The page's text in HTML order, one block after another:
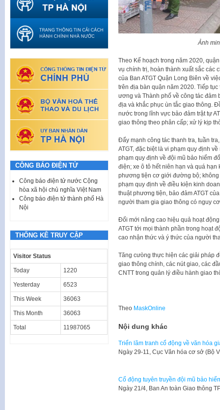
Ảnh
Theo Kế hoạch trong năm 2020,
vụ chính trị, hoàn thành xuất sắc các
của Ban ATGT Quận Long Biên về
trên địa bàn quận năm 2020. Tiếp
ương và Thành phố về công tác đảm
địa và khắc phục ùn tắc giao thông.
nước trong lĩnh vực bảo đảm trật tự
giao thông theo phân cấp; xử lý kịp
Đẩy mạnh công tác thanh tra, tuần
ATGT, đặc biệt là vi phạm quy định
phạm quy định về đội mũ bảo hiểm
điện; xe ô tô hết niên hạn và quá
phương tiện cơ giới đường bộ;
phạm quy định về điều kiện kinh
thuật phương tiện, bảo đảm ATGT
người tham gia giao thông có nguy
Đổi mới nâng cao hiệu quả hoạt
ATGT tới mọi thành phần trong hoạt
cao nhận thức và ý thức của người
Tăng cưòng thực hiện các giải pháp
giao thông chính, các nút giao, các
CNTT trong quản lý điều hành giao
Theo MaskOnline
Nội dung khác
Triển lãm tranh cổ động về văn hóa
​Ngày 29-11, Cục Văn hóa cơ sở (Bộ
Cổ động tuyên truyền đội mũ bảo
​Ngày 21/4, Ban An toàn Giao thông
CÔNG BÁO ĐIỆN TỬ
Công báo điện tử nước Cộng
hòa xã hội chủ nghĩa Việt Nam
Công báo điện tử thành phố Hà
Nội
THỐNG KÊ TRUY CẬP
Visitor Status
Today 1220
Yesterday 6523
This Week 36063
This Month 36063
Total 11987065